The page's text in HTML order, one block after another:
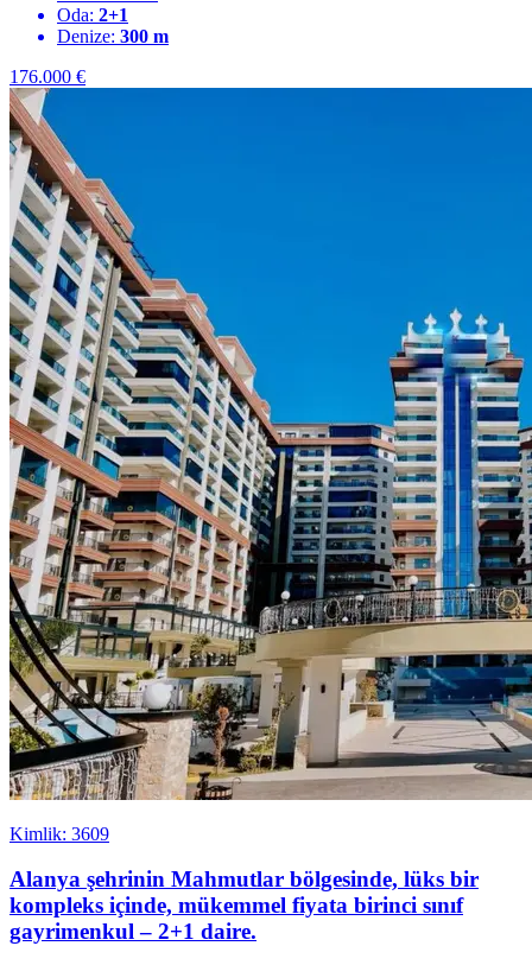
Oda: 2+1
Denize: 300 m
176.000 €
Kimlik: 3609
Alanya şehrinin Mahmutlar bölgesinde, lüks bir
kompleks içinde, mükemmel fiyata birinci sınıf
gayrimenkul – 2+1 daire.